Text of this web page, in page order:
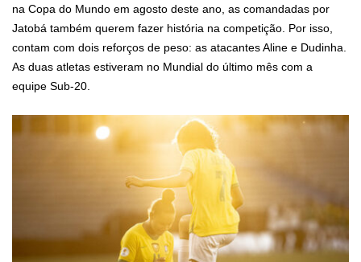
na Copa do Mundo em agosto deste ano, as comandadas por
Jatobá também querem fazer história na competição. Por isso,
contam com dois reforços de peso: as atacantes Aline e Dudinha.
As duas atletas estiveram no Mundial do último mês com a
equipe Sub-20.